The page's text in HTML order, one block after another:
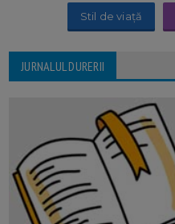
Stil de viață
JURNALUL DURERII